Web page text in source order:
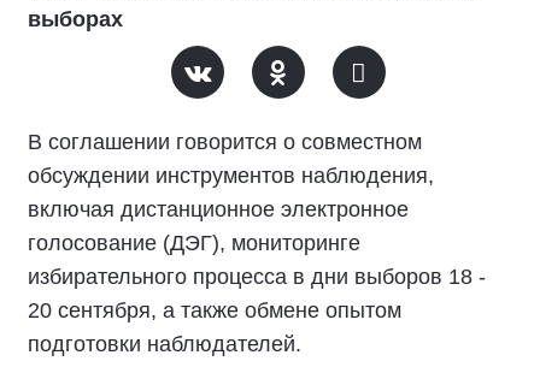
выборах
В соглашении говорится о совместном
обсуждении инструментов наблюдения,
включая дистанционное электронное
голосование (ДЭГ), мониторинге
избирательного процесса в дни выборов 18 -
20 сентября, а также обмене опытом
подготовки наблюдателей.